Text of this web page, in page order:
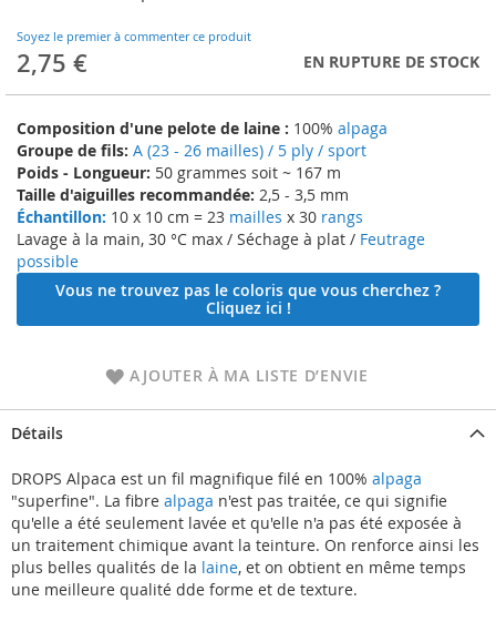
Soyez le premier à commenter ce produit
2,75 € EN RUPTURE DE STOCK
Composition d'une pelote de laine : 100% alpaga
Groupe de fils: A (23 - 26 mailles) / 5 ply / sport
Poids - Longueur: 50 grammes soit ~ 167 m
Taille d'aiguilles recommandée: 2,5 - 3,5 mm
Échantillon: 10 x 10 cm = 23 mailles x 30 rangs
Lavage à la main, 30 °C max / Séchage à plat / Feutrage
possible
Vous ne trouvez pas le coloris que vous cherchez ?
Cliquez ici !
AJOUTER À MA LISTE D’ENVIE
beginning
of
the
gallery
Détails
DROPS Alpaca est un fil magnifique filé en 100% alpaga
"superfine". La fibre alpaga n'est pas traitée, ce qui signifie
qu'elle a été seulement lavée et qu'elle n'a pas été exposée à
un traitement chimique avant la teinture. On renforce ainsi les
plus belles qualités de la laine, et on obtient en même temps
une meilleure qualité dde forme et de texture.